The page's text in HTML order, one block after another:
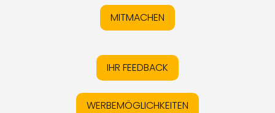
MITMACHEN
IHR FEEDBACK
WERBEMÖGLICHKEITEN